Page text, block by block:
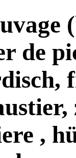
de
,